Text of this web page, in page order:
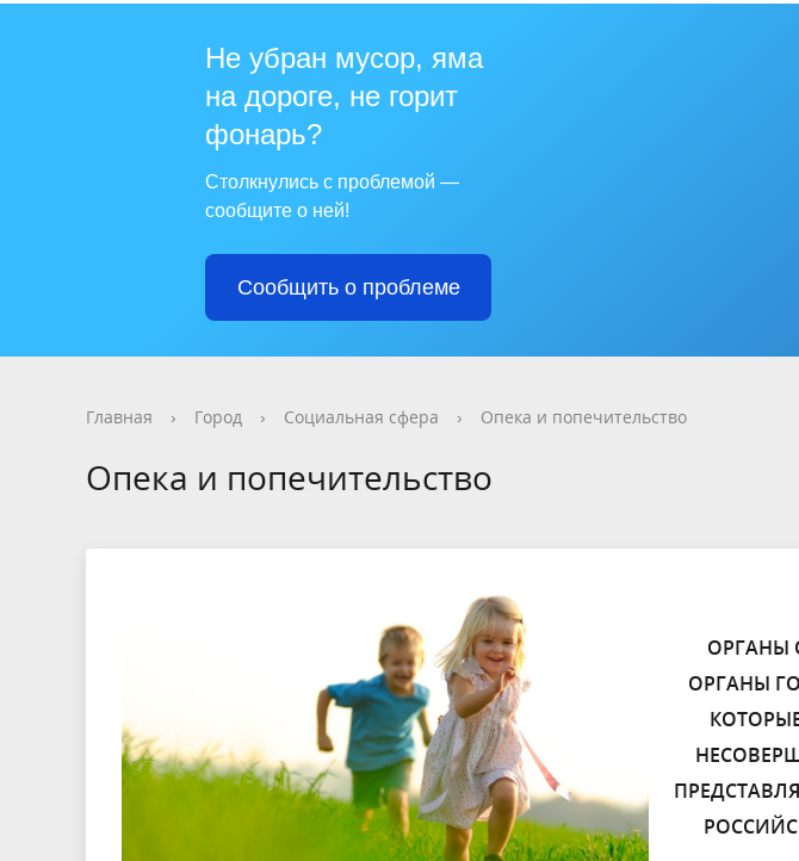
Не убран мусор, яма
на дороге, не горит
фонарь?
Столкнулись с проблемой —
сообщите о ней!
Сообщить о проблеме
Главная › Город › Социальная сфера › Опека и попечительство
Опека и попечительство
ОРГАНЫ
ОРГАНЫ